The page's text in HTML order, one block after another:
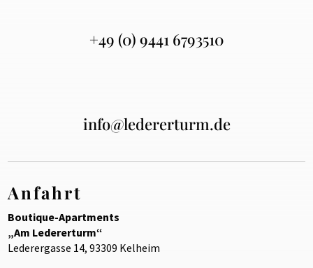
+49 (0) 9441 6793510
info@ledererturm.de
Anfahrt
Boutique-Apartments
„Am Ledererturm“
Lederergasse 14, 93309 Kelheim